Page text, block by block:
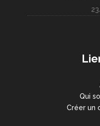
Qui
Créer un